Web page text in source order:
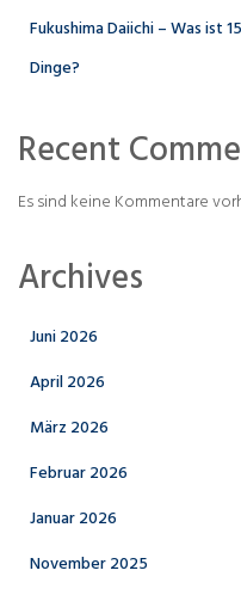
Fukushima Daiichi – Was ist
Dinge?
Recent
Es sind keine Kommentare
Archives
Juni 2026
April 2026
März 2026
Februar 2026
Januar 2026
November 2025